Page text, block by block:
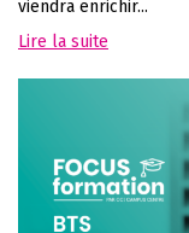
viendra enrichir...
Lire la suite